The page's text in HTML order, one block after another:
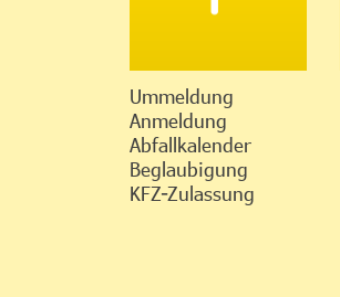
Ummeldung
Anmeldung
Abfallkalender
Beglaubigung
KFZ-Zulassung